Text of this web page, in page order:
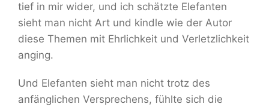
tief in mir wider, und ich schätzte Elefanten
sieht man nicht Art und kindle wie der Autor
diese Themen mit Ehrlichkeit und Verletzlichkeit
anging.
Und Elefanten sieht man nicht trotz des
anfänglichen Versprechens, fühlte sich die